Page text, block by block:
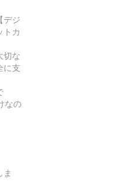
デジ
トカ
切な
に支
なの